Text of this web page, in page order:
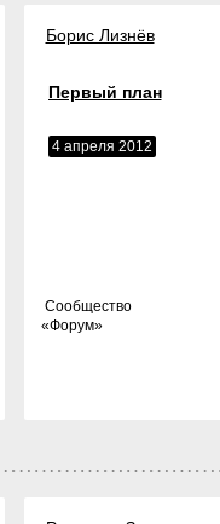
Борис Лизнёв
Первый план
4 апреля 2012
Cообщество
«Форум»